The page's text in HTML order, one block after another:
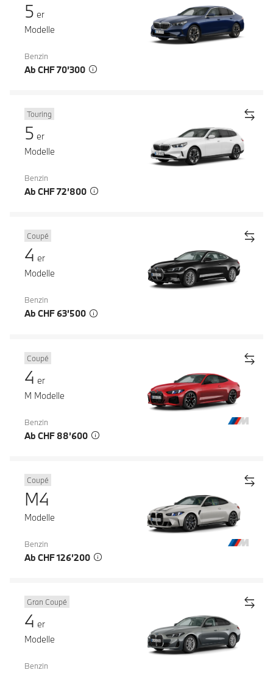
5 er
Modelle
Benzin
Ab CHF 70’300
Touring
5 er
Modelle
Benzin
Ab CHF 72’800
Coupé
4 er
Modelle
Benzin
Ab CHF 63’500
Coupé
4 er
M Modelle
Benzin
Ab CHF 88’600
Coupé
M4
Modelle
Benzin
Ab CHF 126’200
Gran Coupé
4 er
Modelle
Benzin